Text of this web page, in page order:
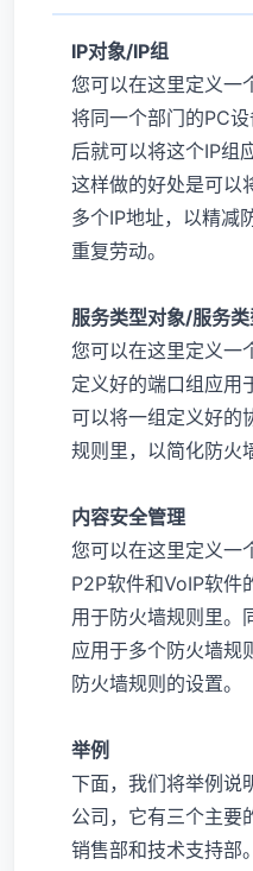
IP对象/IP组
您可以在这里定义一
将同一个部门的PC
后就可以将这个IP组
这样做的好处是可以
多个IP地址，以精减
重复劳动。
服务类型对象/服务
您可以在这里定义一
定义好的端口组应用
可以将一组定义好的
规则里，以简化防火
内容安全管理
您可以在这里定义一
P2P软件和VoIP软件
用于防火墙规则里。
应用于多个防火墙规
防火墙规则的设置。
举例
下面，我们将举例说
公司，它有三个主要
销售部和技术支持部